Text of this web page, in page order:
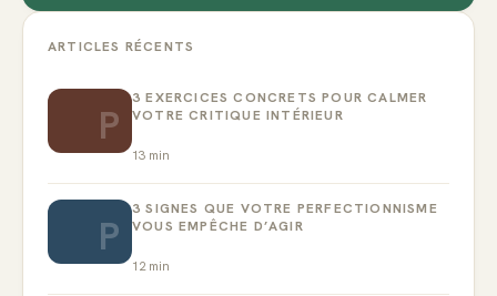
ARTICLES RÉCENTS
P
3 EXERCICES CONCRETS POUR CALMER
VOTRE CRITIQUE INTÉRIEUR
13 min
P
3 SIGNES QUE VOTRE PERFECTIONNISME
VOUS EMPÊCHE D’AGIR
12 min